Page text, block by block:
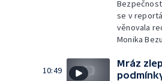
se v
věnovala
Monika
10:49
Mráz